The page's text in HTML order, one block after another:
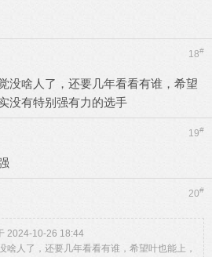
18#
没啥人了，还要几年看看有谁，希望
没有特别强有力的选手
19#
20#
2024-10-26 18:44
啥人了，还要几年看看有谁，希望叶也能上，